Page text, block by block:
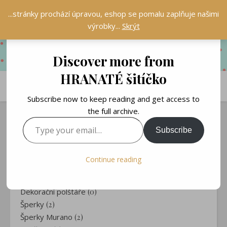
HRANATÝ KRÁMEK
Dekorační polštáře (0)
Šperky (2)
Šperky Murano (2)
...stránky prochází úpravou, eshop se pomalu zaplňuje našimi
výrobky... Skrýt
Discover more from
HRANATÉ šitíčko
Subscribe now to keep reading and get access to
the full archive.
Type your email…
Subscribe
Continue reading